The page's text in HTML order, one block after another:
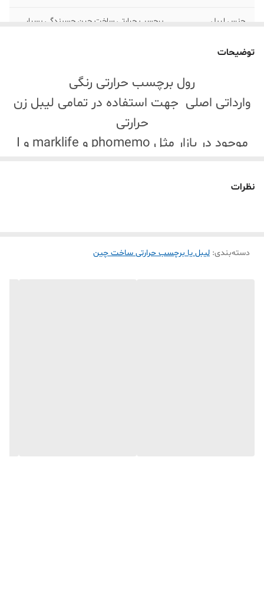
جنس لیبل
برچسب حرارتی ساخت چین چسبندگی بسیار
توضیحات
رول برچسب حرارتی رنگی
وارداتی اصلی جهت استفاده در تمامی لیبل زن
حرارتی
موجود در بازار مثل phomemo و marklife و I
نظرات
دسته‌بندی: لیبل یا برچسب حرارتی ساخت چین